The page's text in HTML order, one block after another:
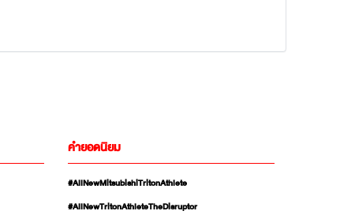
คำยอดนิยม
#AllNewMitsubishiTritonAthlete
#AllNewTritonAthleteTheDisruptor